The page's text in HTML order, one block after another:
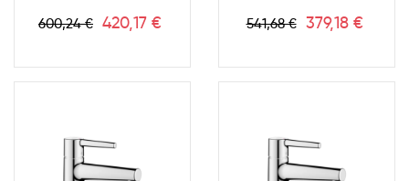
Prix
600,24 € Prix
420,17 € Prix
541,68 € Prix
379,18 €